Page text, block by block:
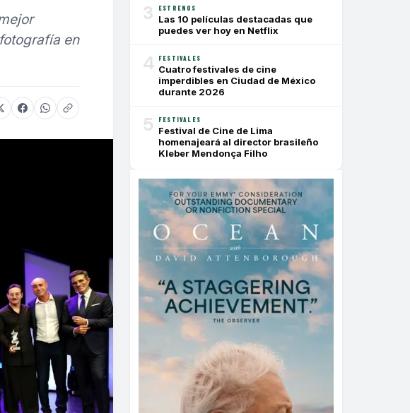
en
3 ESTRENOS
Las 10 películas destacadas que
puedes ver hoy en Netflix
4 FESTIVALES
Cuatro festivales de cine
imperdibles en Ciudad de México
durante 2026
5 FESTIVALES
Festival de Cine de Lima
homenajeará al director brasileño
Kleber Mendonça Filho